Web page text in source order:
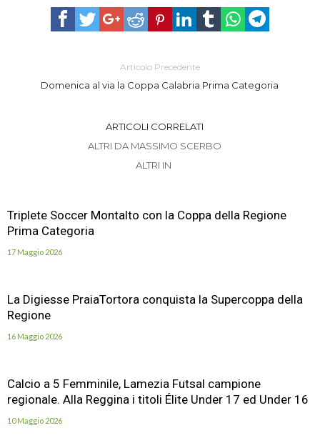
Articolo Precedente
Domenica al via la Coppa Calabria Prima Categoria
ARTICOLI CORRELATI
ALTRI DA MASSIMO SCERBO
ALTRI IN
Triplete Soccer Montalto con la Coppa della Regione
Prima Categoria
17 Maggio 2026
La Digiesse PraiaTortora conquista la Supercoppa della
Regione
16 Maggio 2026
Calcio a 5 Femminile, Lamezia Futsal campione
regionale. Alla Reggina i titoli Élite Under 17 ed Under 16
10 Maggio 2026